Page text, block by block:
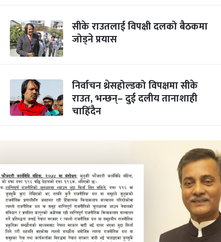
सीके राउतलाई विपक्षी दलको बैठकमा
जोड्ने प्रयास
निर्वाचन थ्रेसहोल्डको विपक्षमा सीके
राउत, भन्छन्– दुई दलीय तानाशाही
चाहिँदैन